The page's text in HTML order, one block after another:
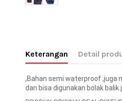
Keterangan Detail
,Bahan semi waterproof ,juga
dan bisa digunakan bolak